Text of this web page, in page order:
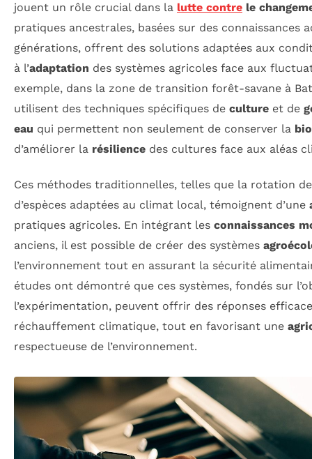
jouent un rôle crucial dans la lutte contre le
pratiques ancestrales, basées sur des connaissances
générations, offrent des solutions adaptées aux
à l’adaptation des systèmes agricoles face aux
exemple, dans la zone de transition forêt-savane à
utilisent des techniques spécifiques de culture et de
eau qui permettent non seulement de conserver la
d’améliorer la résilience des cultures face aux aléas
Ces méthodes traditionnelles, telles que la rotation
d’espèces adaptées au climat local, témoignent d’une
pratiques agricoles. En intégrant les connaissances
anciens, il est possible de créer des systèmes
l’environnement tout en assurant la sécurité
études ont démontré que ces systèmes, fondés sur
l’expérimentation, peuvent offrir des réponses
réchauffement climatique, tout en favorisant une
respectueuse de l’environnement.